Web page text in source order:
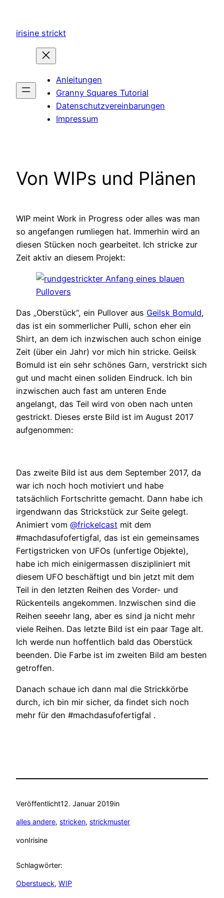
springen
irisine strickt
Anleitungen
Granny Squares Tutorial
Datenschutzvereinbarungen
Impressum
Von WIPs und Plänen
WIP meint Work in Progress oder alles was man
so angefangen rumliegen hat. Immerhin wird an
diesen Stücken noch gearbeitet. Ich stricke zur
Zeit aktiv an diesem Projekt:
Das „Oberstück“, ein Pullover aus Geilsk Bomuld,
das ist ein sommerlicher Pulli, schon eher ein
Shirt, an dem ich inzwischen auch schon einige
Zeit (über ein Jahr) vor mich hin stricke. Geilsk
Bomuld ist ein sehr schönes Garn, verstrickt sich
gut und macht einen soliden Eindruck. Ich bin
inzwischen auch fast am unteren Ende
angelangt, das Teil wird von oben nach unten
gestrickt. Dieses erste Bild ist im August 2017
aufgenommen:
Das zweite Bild ist aus dem September 2017, da
war ich noch hoch motiviert und habe
tatsächlich Fortschritte gemacht. Dann habe ich
irgendwann das Strickstück zur Seite gelegt.
Animiert vom @frickelcast mit dem
#machdasufofertigfal, das ist ein gemeinsames
Fertigstricken von UFOs (unfertige Objekte),
habe ich mich einigermassen diszipliniert mit
diesem UFO beschäftigt und bin jetzt mit dem
Teil in den letzten Reihen des Vorder- und
Rückenteils angekommen. Inzwischen sind die
Reihen seeehr lang, aber es sind ja nicht mehr
viele Reihen. Das letzte Bild ist ein paar Tage alt.
Ich werde nun hoffentlich bald das Oberstück
beenden. Die Farbe ist im zweiten Bild am besten
getroffen.
Danach schaue ich dann mal die Strickkörbe
durch, ich bin mir sicher, da findet sich noch
mehr für den #machdasufofertigfal .
Veröffentlicht12. Januar 2019in
alles andere, stricken, strickmuster
vonIrisine
Schlagwörter:
Oberstueck, WIP